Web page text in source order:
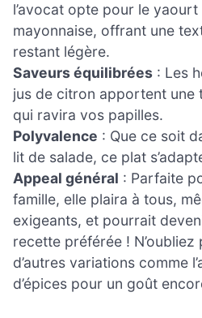
l’avocat opte pour le
mayonnaise, offrant une
restant légère.
Saveurs équilibrées : Les
jus de citron apportent une
qui ravira vos papilles.
Polyvalence : Que ce soit
lit de salade, ce plat
Appeal général : Parfaite
famille, elle plaira à tous,
exigeants, et pourrait
recette préférée ! N’oubliez
d’autres variations comme
d’épices pour un goût